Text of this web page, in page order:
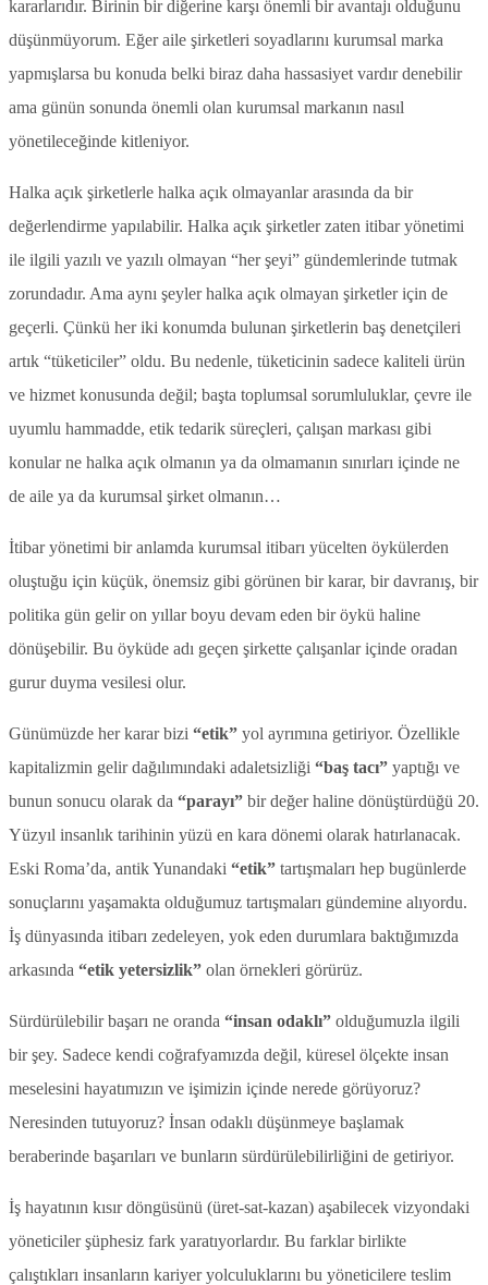
kararlarıdır. Birinin bir diğerine karşı önemli bir avantajı olduğunu
düşünmüyorum. Eğer aile şirketleri soyadlarını kurumsal marka
yapmışlarsa bu konuda belki biraz daha hassasiyet vardır denebilir
ama günün sonunda önemli olan kurumsal markanın nasıl
yönetileceğinde kitleniyor.
Halka açık şirketlerle halka açık olmayanlar arasında da bir
değerlendirme yapılabilir. Halka açık şirketler zaten itibar yönetimi
ile ilgili yazılı ve yazılı olmayan “her şeyi” gündemlerinde tutmak
zorundadır. Ama aynı şeyler halka açık olmayan şirketler için de
geçerli. Çünkü her iki konumda bulunan şirketlerin baş denetçileri
artık “tüketiciler” oldu. Bu nedenle, tüketicinin sadece kaliteli ürün
ve hizmet konusunda değil; başta toplumsal sorumluluklar, çevre ile
uyumlu hammadde, etik tedarik süreçleri, çalışan markası gibi
konular ne halka açık olmanın ya da olmamanın sınırları içinde ne
de aile ya da kurumsal şirket olmanın…
İtibar yönetimi bir anlamda kurumsal itibarı yücelten öykülerden
oluştuğu için küçük, önemsiz gibi görünen bir karar, bir davranış, bir
politika gün gelir on yıllar boyu devam eden bir öykü haline
dönüşebilir. Bu öyküde adı geçen şirkette çalışanlar içinde oradan
gurur duyma vesilesi olur.
Günümüzde her karar bizi “etik” yol ayrımına getiriyor. Özellikle
kapitalizmin gelir dağılımındaki adaletsizliği “baş tacı” yaptığı ve
bunun sonucu olarak da “parayı” bir değer haline dönüştürdüğü 20.
Yüzyıl insanlık tarihinin yüzü en kara dönemi olarak hatırlanacak.
Eski Roma’da, antik Yunandaki “etik” tartışmaları hep bugünlerde
sonuçlarını yaşamakta olduğumuz tartışmaları gündemine alıyordu.
İş dünyasında itibarı zedeleyen, yok eden durumlara baktığımızda
arkasında “etik yetersizlik” olan örnekleri görürüz.
Sürdürülebilir başarı ne oranda “insan odaklı” olduğumuzla ilgili
bir şey. Sadece kendi coğrafyamızda değil, küresel ölçekte insan
meselesini hayatımızın ve işimizin içinde nerede görüyoruz?
Neresinden tutuyoruz? İnsan odaklı düşünmeye başlamak
beraberinde başarıları ve bunların sürdürülebilirliğini de getiriyor.
İş hayatının kısır döngüsünü (üret-sat-kazan) aşabilecek vizyondaki
yöneticiler şüphesiz fark yaratıyorlardır. Bu farklar birlikte
çalıştıkları insanların kariyer yolculuklarını bu yöneticilere teslim